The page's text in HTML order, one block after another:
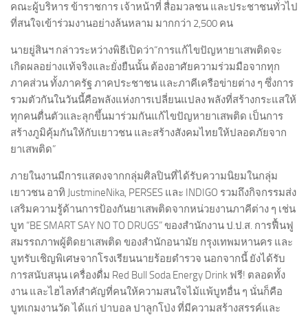
คณะผู้บริหาร ข้าราชการ เจ้าหน้าที่ สื่อมวลชน และประชาชนทั่วไป
ที่สนใจเข้าร่วมงานอย่างล้นหลาม มากกว่า 2,500 คน
นายยู่สินฯ กล่าวระหว่างพิธีเปิดว่า“การแก้ไขปัญหายาเสพติดจะ
เกิดผลอย่างแท้จริงและยั่งยืนนั้น ต้องอาศัยความร่วมมือจากทุก
ภาคส่วน ทั้งภาครัฐ ภาคประชาชน และภาคีเครือข่ายต่าง ๆ ซึ่งการ
รวมตัวกันในวันนี้คือพลังแห่งการเปลี่ยนแปลง พลังที่สร้างกระแสให้
ทุกคนตื่นตัวและลุกขึ้นมาร่วมกันแก้ไขปัญหายาเสพติด เป็นการ
สร้างภูมิคุ้มกันให้กับเยาวชน และสร้างสังคมไทยให้ปลอดภัยจาก
ยาเสพติด”
ภายในงานมีการแสดงจากกลุ่มศิลปินที่ได้รับความนิยมในกลุ่ม
เยาวชน อาทิ JustmineNika, PERSES และ INDIGO รวมถึงกิจกรรมส่ง
เสริมความรู้ด้านการป้องกันยาเสพติดจากหน่วยงานภาคีต่าง ๆ เช่น
บูท “BE SMART SAY NO TO DRUGS” ของสำนักงาน ป.ป.ส. การฟื้นฟู
สมรรถภาพผู้ติดยาเสพติด ของสำนักอนามัย กรุงเทพมหานคร และ
บูทรับเชิญพิเศษจากโรงเรียนนายร้อยตำรวจ นอกจากนี้ ยังได้รับ
การสนับสนุน เครื่องดื่ม Red Bull Soda Energy Drink ฟรี! ตลอดทั้ง
งาน และไฮไลท์สำคัญที่คนให้ความสนใจไม้แพ้บูทอื่น ๆ นั่นก็คือ
บูทเกมงานวัด ได้แก่ ปาบอล ปาลูกโป่ง ที่มีความสร้างสรรค์และ